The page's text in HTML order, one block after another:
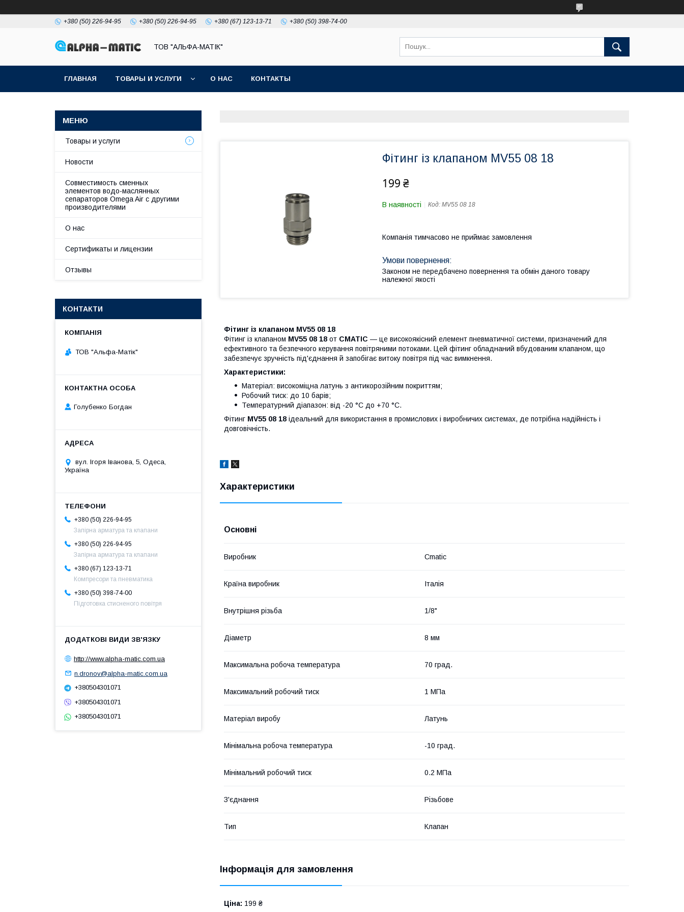
+380 (50) 226-94-95 +380 (50) 226-94-95 +380 (67) 123-13-71 +380 (50) 398-74-00
ТОВ "АЛЬФА-МАТІК"
ГЛАВНАЯ ТОВАРЫ И УСЛУГИ О НАС КОНТАКТЫ
Фітинг із клапаном MV55 08 18
199 ₴
В наявності Код: MV55 08 18
Компанія тимчасово не приймає замовлення
Законом не передбачено повернення та обмін даного товару
належної якості
Фітинг із клапаном MV55 08 18
Фітинг із клапаном MV55 08 18 от CMATIC — це високоякісний елемент пневматичної системи, призначений для
ефективного та безпечного керування повітряними потоками. Цей фітинг обладнаний вбудованим клапаном, що
забезпечує зручність під'єднання й запобігає витоку повітря під час вимкнення.
Характеристики:
Матеріал: високоміцна латунь з антикорозійним покриттям;
Робочий тиск: до 10 барів;
Температурний діапазон: від -20 °C до +70 °C.
Фітинг MV55 08 18 ідеальний для використання в промислових і виробничих системах, де потрібна надійність і
довговічність.
Характеристики
Основні
Виробник Cmatic
Країна виробник Італія
Внутрішня різьба 1/8"
Діаметр 8 мм
Максимальна робоча температура 70 град.
Максимальний робочий тиск 1 МПа
Матеріал виробу Латунь
Мінімальна робоча температура -10 град.
Мінімальний робочий тиск 0.2 МПа
З'єднання Різьбове
Тип Клапан
Інформація для замовлення
Ціна: 199 ₴
Товары и услуги
Новости
Совместимость сменных
элементов водо-маслянных
сепараторов Omega Air с другими
производителями
О нас
Сертификаты и лицензии
Отзывы
КОНТАКТИ
ТОВ "Альфа-Матік"
Голубенко Богдан
вул. Ігоря Іванова, 5, Одеса,
Україна
+380 (50) 226-94-95
Запірна арматура та клапани
+380 (50) 226-94-95
Запірна арматура та клапани
+380 (67) 123-13-71
Компресори та пневматика
+380 (50) 398-74-00
Підготовка стисненого повітря
http://www.alpha-matic.com.ua
n.dronov@alpha-matic.com.ua
+380504301071
+380504301071
+380504301071